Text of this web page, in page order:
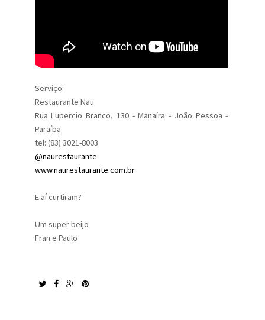
Serviço:
Restaurante Nau
Rua Lupercio Branco, 130 - Manaíra - João Pessoa -
Paraíba
tel: (83) 3021-8003
@naurestaurante
www.naurestaurante.com.br
E aí curtiram?
Um super beijo
Fran e Paulo